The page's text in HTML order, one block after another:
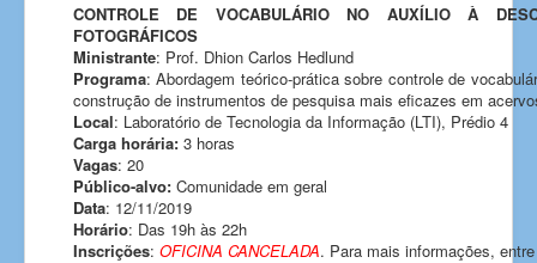
CONTROLE DE VOCABULÁRIO NO AUXÍLIO À
FOTOGRÁFICOS
Ministrante: Prof. Dhion Carlos Hedlund
Programa: Abordagem teórico-prática sobre controle de
construção de instrumentos de pesquisa mais eficazes em
Local: Laboratório de Tecnologia da Informação (LTI), Prédio 4
Carga horária: 3 horas
Vagas: 20
Público-alvo: Comunidade em geral
Data: 12/11/2019
Horário: Das 19h às 22h
Inscrições: OFICINA CANCELADA. Para mais informações,